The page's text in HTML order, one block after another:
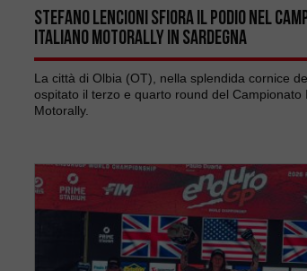
Stefano Lencioni sfiora il podio nel
Italiano Motorally in Sardegna
La città di Olbia (OT), nella splendida cornice
ospitato il terzo e quarto round del Campionato
Motorally.